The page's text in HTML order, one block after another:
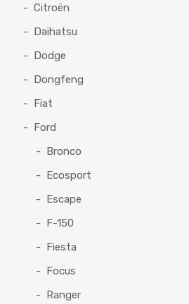
Citroën
Daihatsu
Dodge
Dongfeng
Fiat
Ford
Bronco
Ecosport
Escape
F-150
Fiesta
Focus
Ranger